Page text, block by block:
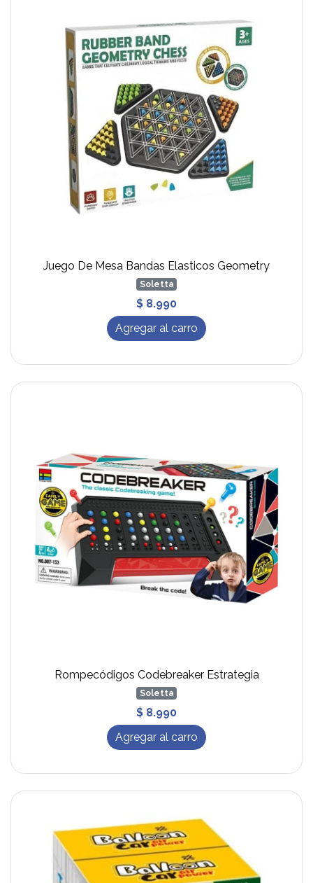
Juego De Mesa Bandas Elasticos Geometry
Soletta
$ 8.990
Agregar al carro
Rompecódigos Codebreaker Estrategia
Soletta
$ 8.990
Agregar al carro